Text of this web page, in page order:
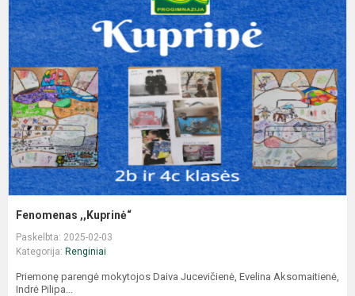
Fenomenas ,,Kuprinė“
Paskelbta: 2025-02-03
Kategorija: Renginiai
Priemonę parengė mokytojos Daiva Jucevičienė, Evelina Aksomaitienė,
Indrė Pilipa...